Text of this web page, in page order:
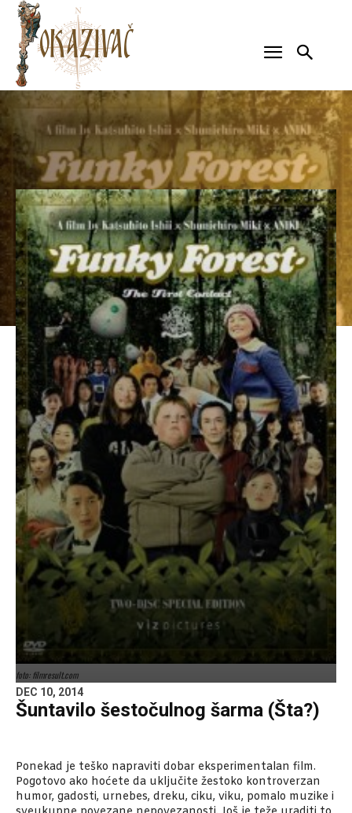
foto: filmresult.com
DEC 10, 2014
Šuntavilo šestočulnog šarma (Šta?)
Ponekad je teško napraviti dobar eksperimentalan film.
Pogotovo ako hoćete da uključite žestoko kontroverzan
humor, gadosti, urnebes, dreku, ciku, viku, pomalo muzike i